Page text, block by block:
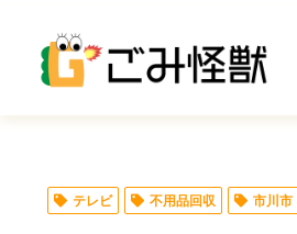
テレビ 不用品回収 市川市